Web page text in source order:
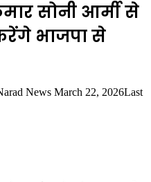
सोनी आर्मी से
भाजपा से
News Send
March 22, 2026Last